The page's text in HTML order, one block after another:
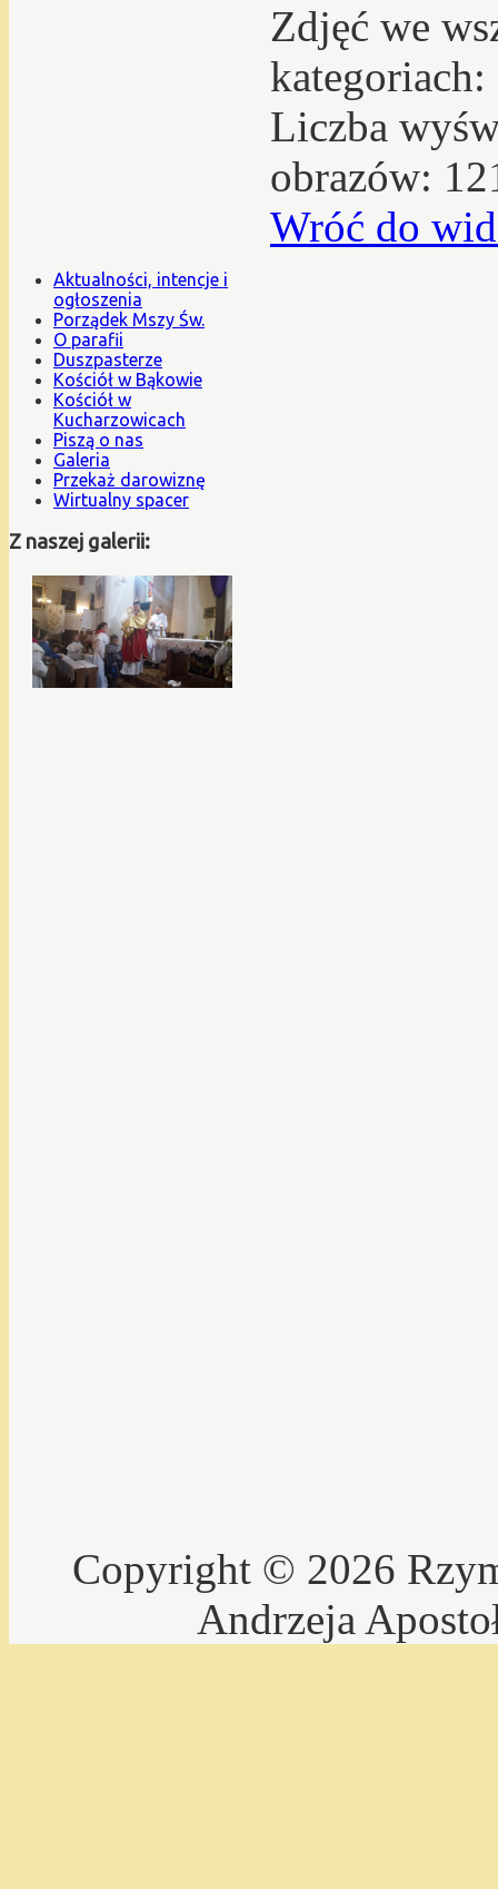
Zdjęć we
kategoriach:
Liczba
obrazów:
Wróć do
Aktualności, intencje i
ogłoszenia
Porządek Mszy Św.
O parafii
Duszpasterze
Kościół w Bąkowie
Kościół w
Kucharzowicach
Piszą o nas
Galeria
Przekaż darowiznę
Wirtualny spacer
Z naszej galerii:
Copyright © 2026
Andrzeja